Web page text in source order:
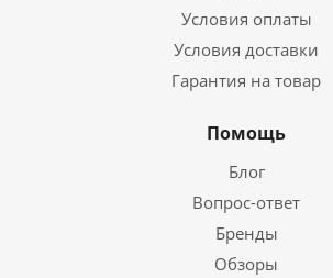
Условия оплаты
Условия доставки
Гарантия на товар
Помощь
Блог
Вопрос-ответ
Бренды
Обзоры